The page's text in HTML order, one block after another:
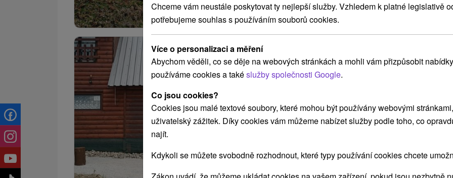
ZOBRAZIT
Chatka víkend Dlhá nad Kysucou
Dlhá nad Kysucou
Príjemné ubytovanie v chatke na samote v lese,
pri obci Dlhá nad Kysucou, disponuje tromi
Chceme vám neustále poskytovat ty nejlepší služby. Vzhledem k platné legislativě
potřebujeme souhlas s používáním souborů cookies.
Více o personalizaci a měření
Abychom věděli, co se děje na webových stránkách a mohli vám přizpůsobit
používáme cookies a takéslužby společnosti Google.
Co jsou cookies?
Cookies jsou malé textové soubory, které mohou být používány webovými
uživatelský zážitek. Díky cookies vám můžeme nabízet služby podle toho, co
najít.
Kdykoli se můžete svobodně rozhodnout, které typy používání cookies chcete